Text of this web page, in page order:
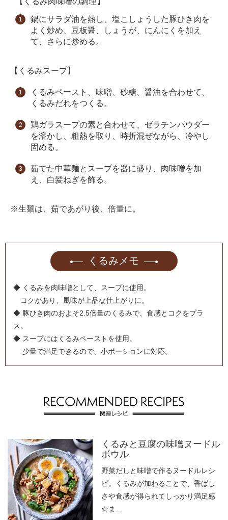
鍋にサラダ油を熱し、塩こしょうした豚ひき肉を
よく炒め、豆板醤、しょうが、にんにくを加え
て、さらに炒める。
【くるみスープ】
くるみペースト、味噌、砂糖、醤油を合わせて、
くるみだれをつくる。
鶏ガラスープの素と合わせて、ゼラチンパウダー
を溶かし、粗熱を取り、時折混ぜながら、冷やし
固める。
茹でた中華麺とスープを器に盛り、肉味噌を加
え、白髪ねぎを飾る。
※生麺は、茹であがり後、倍量に。
くるみメモ
◆ くるみを肉味噌として、スープに使用。
コクがあり、風味が上品な仕上がりに。
◆ 豚ひき肉のおよそ2.5倍量のくるみで、食感とコクをプラ
ス。
◆ スープにはくるみペーストを使用。
少量で満足できるので、小ポーションに対応。
くるみと豆腐の味噌ヌードル
ボウル
野菜だしと味噌で作るヌードルレシ
ピ。くるみが加わることで、香ばし
さや食感が得られてしっかり満足感
☆ま...